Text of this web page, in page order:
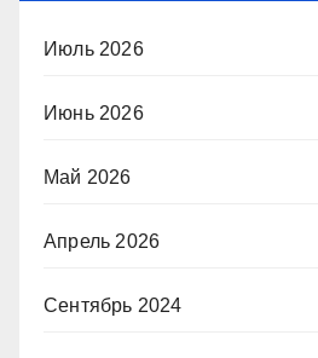
Июль 2026
Июнь 2026
Май 2026
Апрель 2026
Сентябрь 2024